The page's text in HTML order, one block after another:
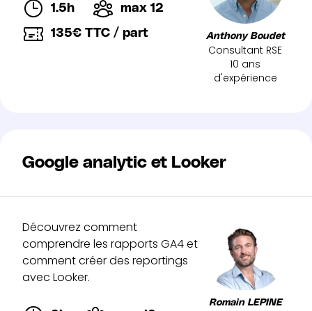
1.5h max 12
135€ TTC / part Anthony Boudet
Consultant RSE
10 ans
d'expérience
Google analytic et Looker
Découvrez comment
comprendre les rapports GA4 et
comment créer des reportings
avec Looker.
Romain LEPINE